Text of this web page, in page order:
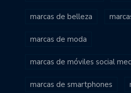
marcas de belleza
marcas de moda
marcas de móviles social
marcas de smartphones